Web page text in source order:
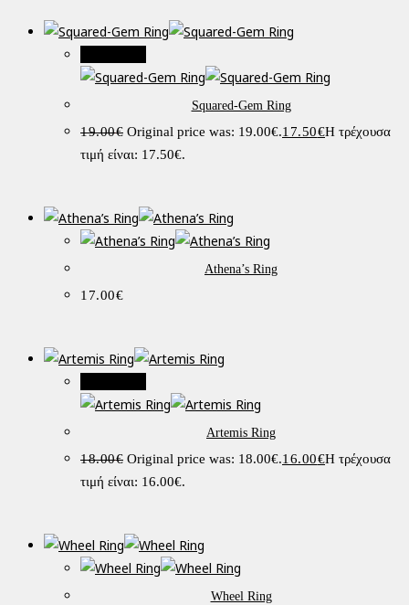
Squared-Gem Ring
19.00€ Original price was: 19.00€.17.50€Η τρέχουσα
τιμή είναι: 17.50€.
Athena’s Ring
17.00€
Artemis Ring
18.00€ Original price was: 18.00€.16.00€Η τρέχουσα
τιμή είναι: 16.00€.
Wheel Ring